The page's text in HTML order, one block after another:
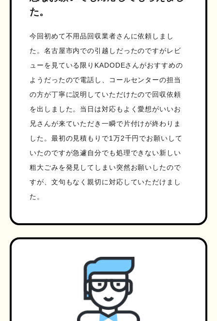
た。
今回初めて不用品回収業者さんに依頼しまし
た。名古屋市内での引越しだったのですがレビ
ューを見ている限りKADODEさんがおすすめの
ようだったので電話し、コールセンターの担当
の方が丁寧に説明していただけたので回収依頼
を出しました。当日は対応もよく愛想がいいお
兄さんが来ていただき一瞬で片付けが終わりま
した。最初の見積もりで1万2千円でお願いして
いたのですが急遽自分でも処理できない新しい
粗大ごみを発見してしまい突然お願いしたので
すが、文句もなく親切に対応していただけまし
た。